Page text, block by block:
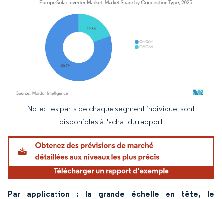
Image © Mordor Intelligence. La réutilisation nécessite une attribution sous CC BY
Note: Les parts de chaque segment individuel sont
disponibles à l'achat du rapport
Par application : la grande échelle en tête, le